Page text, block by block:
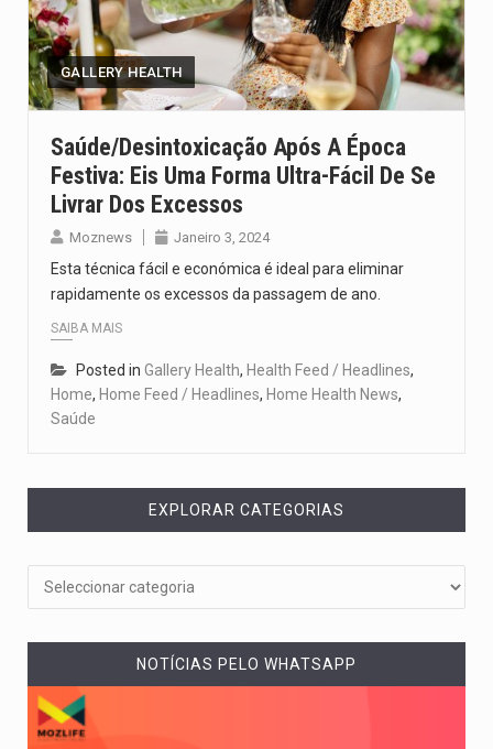
O pagamento marca o desfecho de um dos processos mais…
O programa, cuja implementação está prevista entre abril de 2026…
O Departamento de Estado norte-americano confirmou que cidadãos dos Estados…
GALLERY HEALTH
Saúde/Desintoxicação Após A Época
Festiva: Eis Uma Forma Ultra-Fácil De Se
Livrar Dos Excessos
Moznews Janeiro 3, 2024
Esta técnica fácil e económica é ideal para eliminar
rapidamente os excessos da passagem de ano.
SAIBA MAIS
Posted in Gallery Health, Health Feed / Headlines,
Home, Home Feed / Headlines, Home Health News,
Saúde
EXPLORAR CATEGORIAS
NOTÍCIAS PELO WHATSAPP